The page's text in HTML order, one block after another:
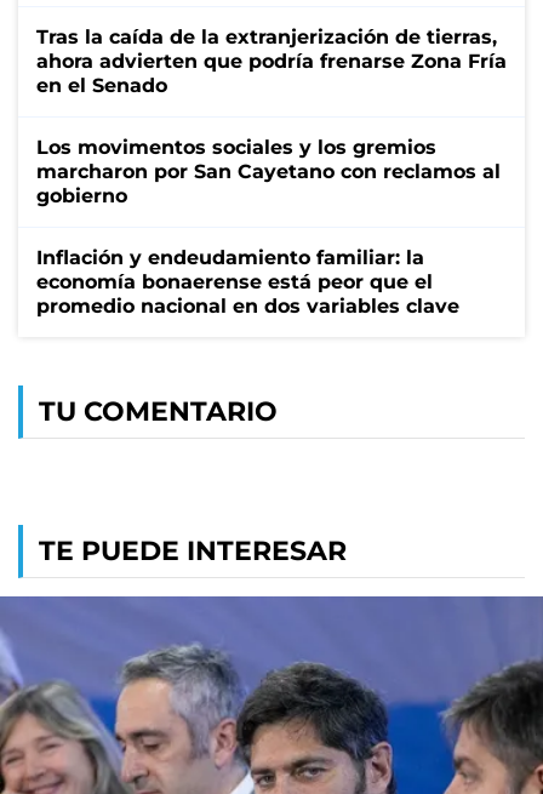
Tras la caída de la extranjerización de tierras,
ahora advierten que podría frenarse Zona Fría
en el Senado
Los movimentos sociales y los gremios
marcharon por San Cayetano con reclamos al
gobierno
Inflación y endeudamiento familiar: la
economía bonaerense está peor que el
promedio nacional en dos variables clave
TU COMENTARIO
TE PUEDE INTERESAR